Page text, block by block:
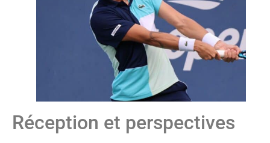
Réception et perspectives